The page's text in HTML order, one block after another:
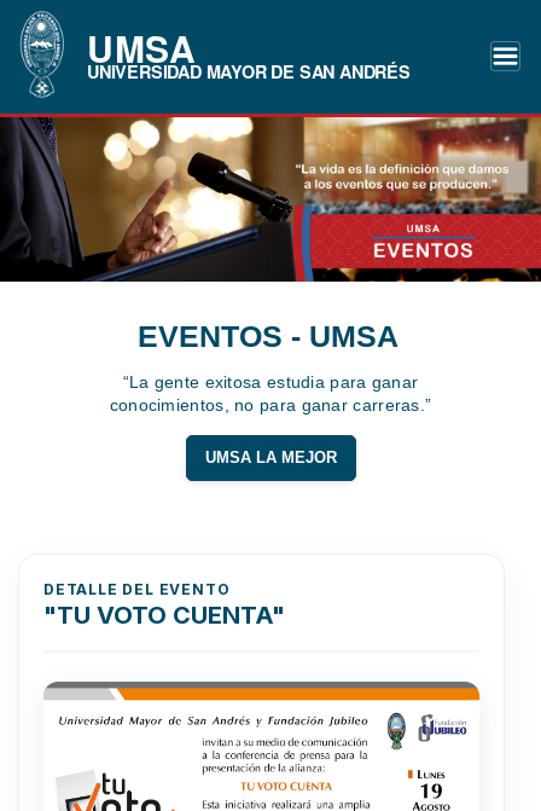
UMSA
UNIVERSIDAD MAYOR DE SAN ANDRÉS
EVENTOS - UMSA
“La gente exitosa estudia para ganar
conocimientos, no para ganar carreras.”
UMSA LA MEJOR
DETALLE DEL EVENTO
"TU VOTO CUENTA"